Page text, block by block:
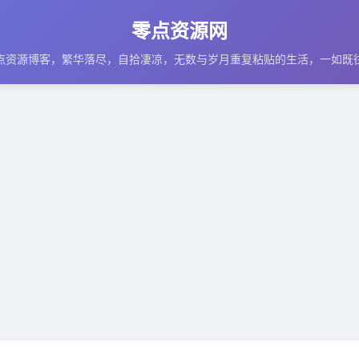
零点资源网
资源博客，繁华落尽，自拾凄凉，无数与岁月重复粘贴的生活，一如既